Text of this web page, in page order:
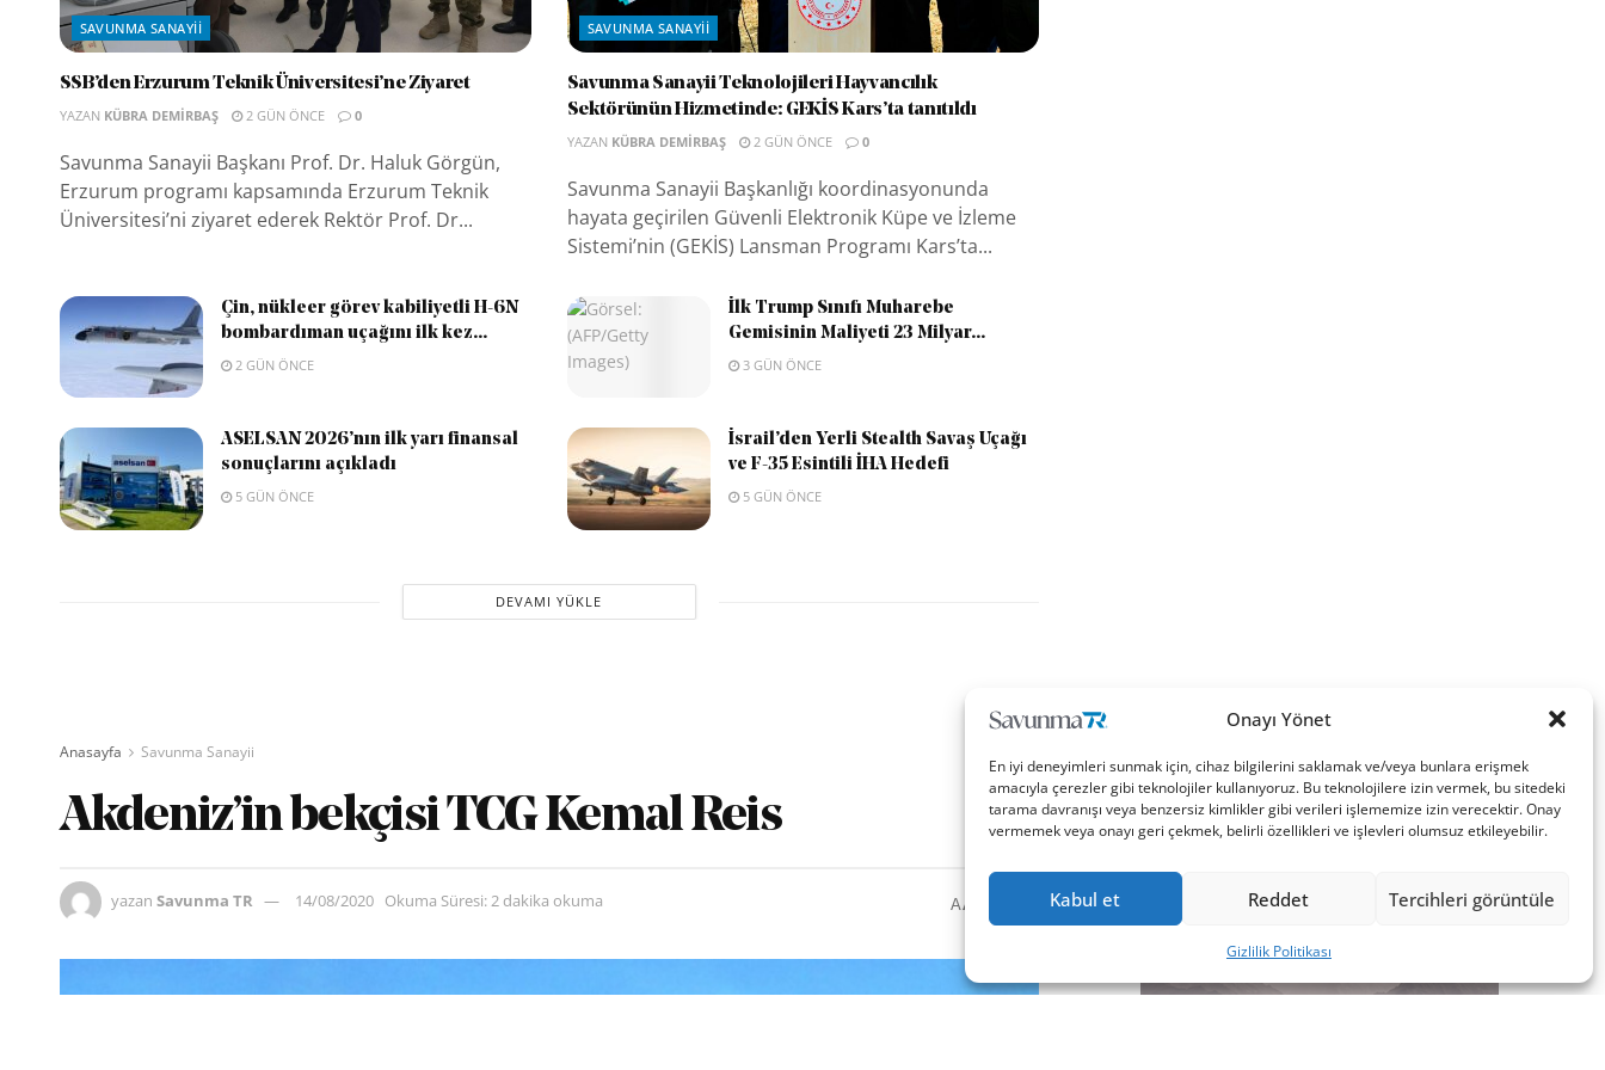
Onayı Yönet
En iyi deneyimleri sunmak için, cihaz bilgilerini saklamak ve/veya bunlara erişmek
amacıyla çerezler gibi teknolojiler kullanıyoruz. Bu teknolojilere izin vermek, bu sitedeki
tarama davranışı veya benzersiz kimlikler gibi verileri işlememize izin verecektir. Onay
vermemek veya onayı geri çekmek, belirli özellikleri ve işlevleri olumsuz etkileyebilir.
Kabul et Reddet Tercihleri görüntüle
Gizlilik Politikası
SAVUNMA SANAYII
SSB’den Erzurum Teknik Üniversitesi’ne Ziyaret
YAZAN KÜBRA DEMIRBAŞ 2 GÜN ÖNCE 0
Savunma Sanayii Başkanı Prof. Dr. Haluk Görgün,
Erzurum programı kapsamında Erzurum Teknik
Üniversitesi’ni ziyaret ederek Rektör Prof. Dr...
SAVUNMA SANAYII
Savunma Sanayii Teknolojileri Hayvancılık
Sektörünün Hizmetinde: GEKİS Kars’ta tanıtıldı
YAZAN KÜBRA DEMIRBAŞ 2 GÜN ÖNCE 0
Savunma Sanayii Başkanlığı koordinasyonunda
hayata geçirilen Güvenli Elektronik Küpe ve İzleme
Sistemi’nin (GEKİS) Lansman Programı Kars’ta...
Çin, nükleer görev kabiliyetli H-6N
bombardıman uçağını ilk kez...
2 GÜN ÖNCE
İlk Trump Sınıfı Muharebe
Gemisinin Maliyeti 23 Milyar...
3 GÜN ÖNCE
ASELSAN 2026’nın ilk yarı finansal
sonuçlarını açıkladı
5 GÜN ÖNCE
İsrail’den Yerli Stealth Savaş Uçağı
ve F-35 Esintili İHA Hedefi
5 GÜN ÖNCE
DEVAMI YÜKLE
Anasayfa Savunma Sanayii
Akdeniz’in bekçisi TCG Kemal Reis
yazan Savunma TR 14/08/2020 Okuma Süresi: 2 dakika okuma AA